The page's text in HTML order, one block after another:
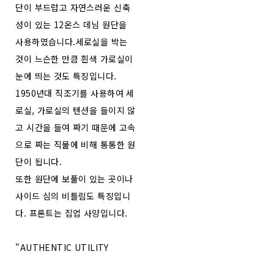
단이 부드럽고 자연스러운 신축
성이 있는 12온스 데님 원단을
사용하였습니다.세로실을 박는
것이 느슨한 만큼 흰색 가로실이
눈에 띄는 것도 특징입니다.
1950년대 직조기를 사용하여 세
로실, 가로실의 텐션을 들이지 않
고 시간을 들여 짜기 때문에 고속
으로 짜는 직물에 비해 통통한 원
단이 됩니다.
또한 원단에 보풀이 있는 곳이나
사이드 심의 비틀림도 특징입니
다. 프론트는 집업 사양입니다.
"AUTHENTIC UTILITY